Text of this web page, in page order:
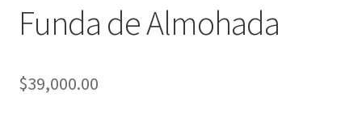
Funda de Almohada
$39,000.00